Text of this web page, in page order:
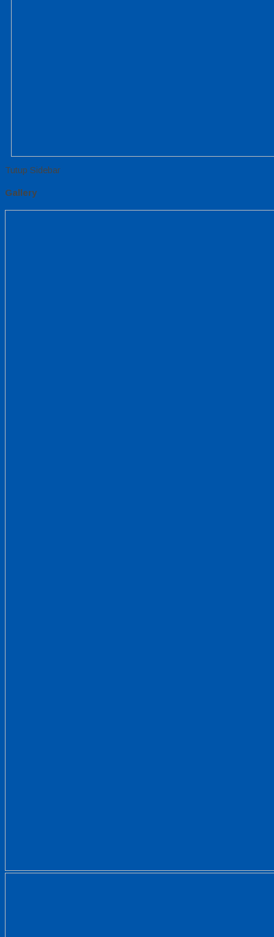
Tutup Sidebar
Gallery